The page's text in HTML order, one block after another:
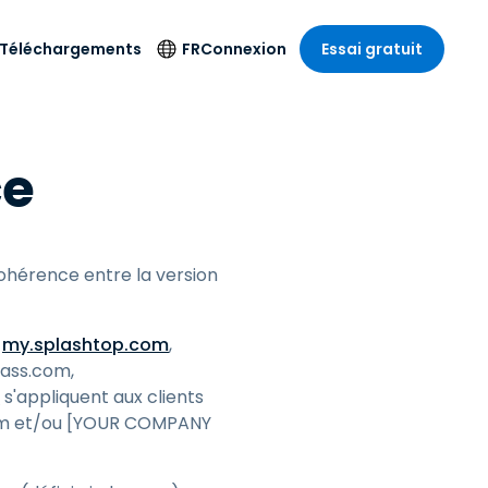
sur
terminaux
Wi-Fi Foxpass
sécurisé Zero Trust
Shield (Anti-
Divertissements
& Design
comptabilité
Divertissements
secteurs
Téléchargements FR
Français
Nederlands
Português
简体中文
Connexion Essai gratuit
entre la version
my.splashtop.com,
s'appliquent aux clients
ou [YOUR COMPANY